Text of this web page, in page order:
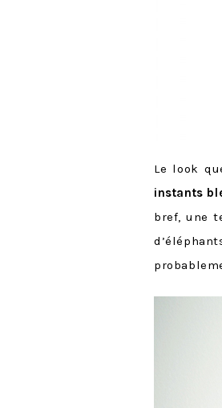
Le look
instants
bref, une